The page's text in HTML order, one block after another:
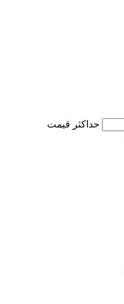
حداكثر قيمت